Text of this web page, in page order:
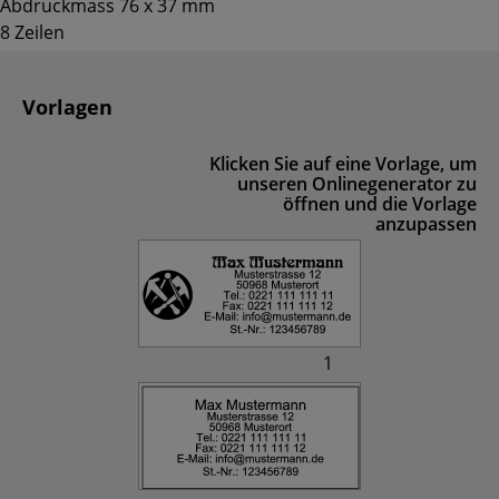
Abdruckmass 76 x 37 mm
8 Zeilen
Vorlagen
Klicken Sie auf eine Vorlage, um
unseren Onlinegenerator zu
öffnen und die Vorlage
anzupassen
1